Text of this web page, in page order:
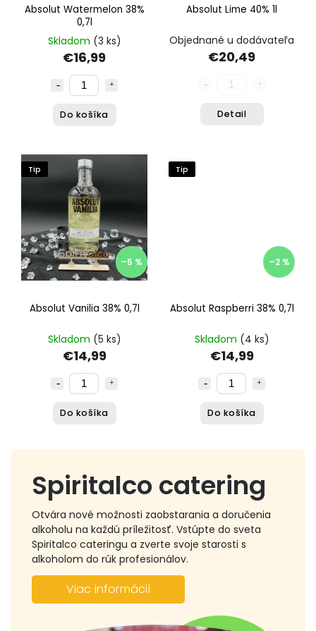
Absolut Watermelon 38%
0,7l
Skladom (3 ks)
€16,99
Do košíka
Absolut Lime 40% 1l
Objednané u dodávateľa
€20,49
Detail
Tip
–5 %
Absolut Vanilia 38% 0,7l
Skladom (5 ks)
€14,99
Do košíka
Tip
–2 %
Absolut Raspberri 38% 0,7l
Skladom (4 ks)
€14,99
Do košíka
Spiritalco catering
Otvára nové možnosti zaobstarania a doručenia
alkoholu na každú príležitosť. Vstúpte do sveta
Spiritalco cateringu a zverte svoje starosti s
alkoholom do rúk profesionálov.
Viac informácií